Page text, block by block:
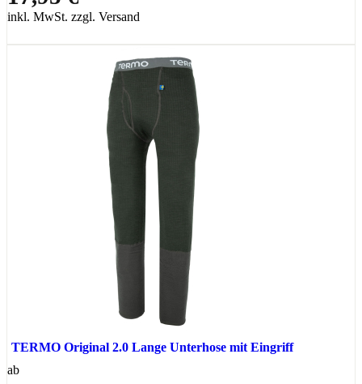
inkl. MwSt. zzgl. Versand
TERMO Original 2.0 Lange Unterhose mit Eingriff
ab